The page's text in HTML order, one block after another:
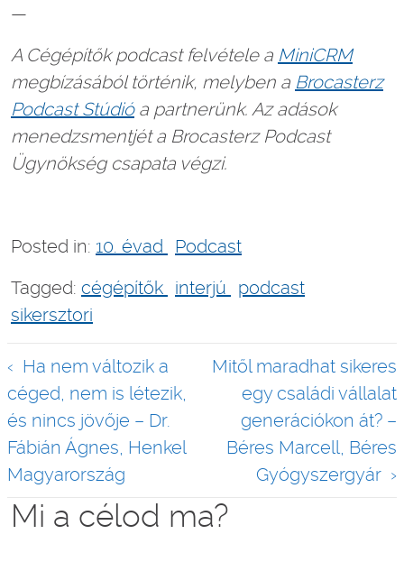
—
A Cégépítők podcast felvétele a MiniCRM
megbízásából történik, melyben a Brocasterz
Podcast Stúdióa partnerünk. Az adások
menedzsmentjét a Brocasterz Podcast
Ügynökség csapata végzi.
Posted in: 10. évad Podcast
Tagged: cégépítők interjú
podcast
sikersztori
Bejegyzés
navigáció
Ha nem változik a
céged, nem is létezik,
és nincs jövője – Dr.
Fábián Ágnes, Henkel
Magyarország
Mitől maradhat sikeres
egy családi vállalat
generációkon át? –
Béres Marcell, Béres
Gyógyszergyár
Mi a célod ma?